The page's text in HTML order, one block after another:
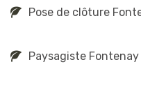
Pose de clôture
Paysagiste Fontenay